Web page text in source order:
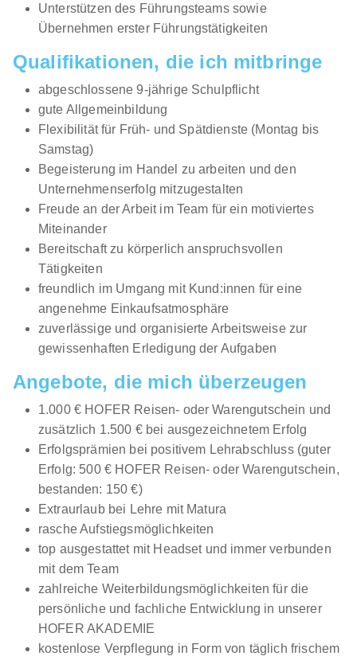
Unterstützen des Führungsteams sowie
Übernehmen erster Führungstätigkeiten
Qualifikationen, die ich mitbringe
abgeschlossene 9-jährige Schulpflicht
gute Allgemeinbildung
Flexibilität für Früh- und Spätdienste (Montag bis
Samstag)
Begeisterung im Handel zu arbeiten und den
Unternehmenserfolg mitzugestalten
Freude an der Arbeit im Team für ein motiviertes
Miteinander
Bereitschaft zu körperlich anspruchsvollen
Tätigkeiten
freundlich im Umgang mit Kund:innen für eine
angenehme Einkaufsatmosphäre
zuverlässige und organisierte Arbeitsweise zur
gewissenhaften Erledigung der Aufgaben
Angebote, die mich überzeugen
1.000 € HOFER Reisen- oder Warengutschein und
zusätzlich 1.500 € bei ausgezeichnetem Erfolg
Erfolgsprämien bei positivem Lehrabschluss (guter
Erfolg: 500 € HOFER Reisen- oder Warengutschein,
bestanden: 150 €)
Extraurlaub bei Lehre mit Matura
rasche Aufstiegsmöglichkeiten
top ausgestattet mit Headset und immer verbunden
mit dem Team
zahlreiche Weiterbildungsmöglichkeiten für die
persönliche und fachliche Entwicklung in unserer
HOFER AKADEMIE
kostenlose Verpflegung in Form von täglich frischem